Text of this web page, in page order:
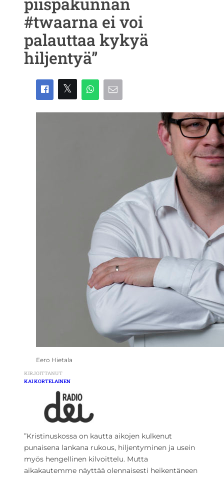
#twaarna ei voi
palauttaa kykyä
hiljentyä”
Eero Hietala
KIRJOITTANUT
KAI KORTELAINEN
”Kristinuskossa on kautta aikojen kulkenut
punaisena lankana rukous, hiljentyminen ja usein
myös hengellinen kilvoittelu. Mutta
aikakautemme näyttää olennaisesti heikentäneen